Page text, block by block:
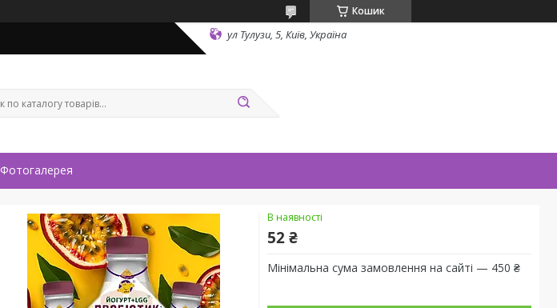
Кошик
ул Тулузи, 5, Київ, Україна
Фотогалерея
В наявності
52 ₴
Мінімальна сума замовлення на сайті — 450 ₴